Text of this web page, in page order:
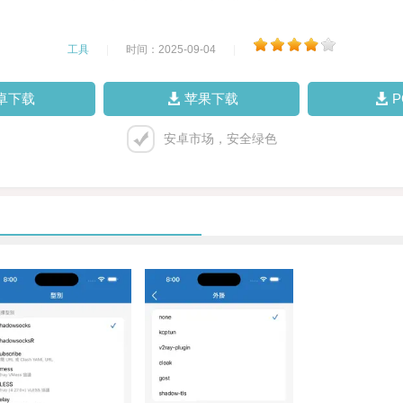
工具 时间：2025-09-04
下载 苹果下载
安卓市场，安全绿色